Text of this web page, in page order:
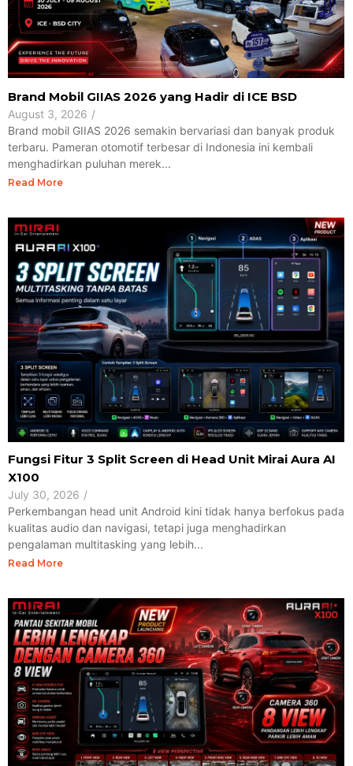
Brand Mobil GIIAS 2026 yang Hadir di ICE BSD
August 3, 2026 /
Brand mobil GIIAS 2026 semakin bervariasi dan banyak produk
terbaru. Pameran otomotif terbesar di Indonesia ini kembali
menghadirkan puluhan merek...
Read More
Fungsi Fitur 3 Split Screen di Head Unit Mirai Aura AI
X100
July 30, 2026 /
Perkembangan head unit Android kini tidak hanya berfokus pada
kualitas audio dan navigasi, tetapi juga menghadirkan
pengalaman multitasking yang lebih...
Read More